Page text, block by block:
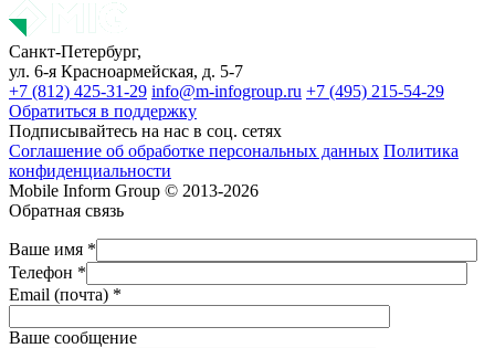
Санкт-Петербург,
ул. 6-я Красноармейская, д. 5-7
+7 (812) 425-31-29 info@m-infogroup.ru +7 (495) 215-54-29
Обратиться в поддержку
Подписывайтесь на нас в соц. сетях
Соглашение об обработке персональных данных Политика
конфиденциальности
Mobile Inform Group © 2013-2026
Обратная связь
Ваше имя *
Телефон *
Email (почта) *
Ваше сообщение